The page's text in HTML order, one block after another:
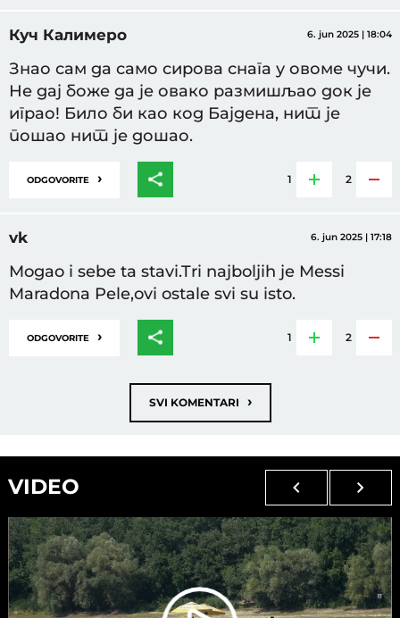
Куч Калимеро 6. jun 2025 | 18:04
Знао сам да само сирова снага у овоме чучи.
Не дај боже да је овако размишљао док је
играо! Било би као код Бајдена, нит је
пошао нит је дошао.
ODGOVORITE › 1 2
vk 6. jun 2025 | 17:18
Mogao i sebe ta stavi.Tri najboljih je Messi
Maradona Pele,ovi ostale svi su isto.
ODGOVORITE › 1 2
SVI KOMENTARI ›
VIDEO